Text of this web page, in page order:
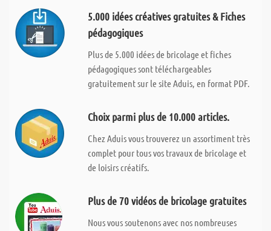
5.000 idées créatives gratuites & Fiches
pédagogiques
Plus de 5.000 idées de bricolage et fiches
pédagogiques sont téléchargeables
gratuitement sur le site Aduis, en format PDF.
Choix parmi plus de 10.000 articles.
Chez Aduis vous trouverez un assortiment très
complet pour tous vos travaux de bricolage et
de loisirs créatifs.
Plus de 70 vidéos de bricolage gratuites
Nous vous soutenons avec nos nombreuses